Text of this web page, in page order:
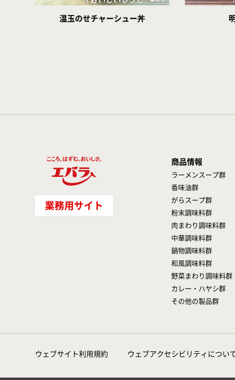
温玉のせチャーシュー丼
業務用サイト
商品情報
ラーメンスープ群
香味油群
がらスープ群
粉末調味料群
肉まわり調味料群
中華調味料群
鍋物調味料群
和風調味料群
野菜まわり調味料群
カレー・ハヤシ群
その他の製品群
ウェブサイト利用規約 ウェブアクセシビリティについ